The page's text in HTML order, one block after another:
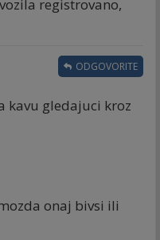
registrovano,
kavu gledajuci kroz
ODGOVORITE
onaj bivsi ili